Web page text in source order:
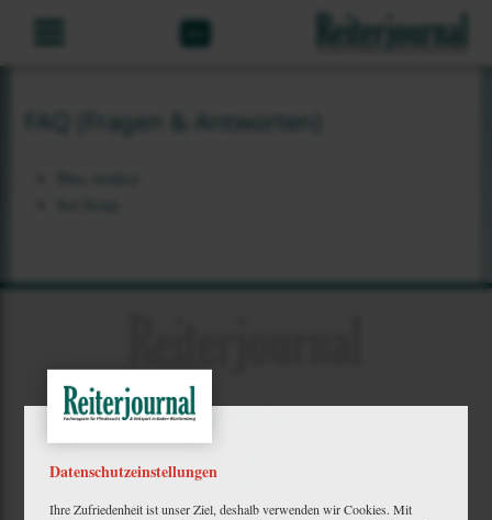
Datenschutzeinstellungen
Ihre Zufriedenheit ist unser Ziel, deshalb verwenden wir Cookies. Mit
FAQ (Fragen & Antworten)
Downloads